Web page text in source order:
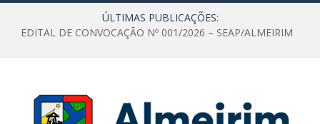
ÚLTIMAS PUBLICAÇÕES:
EDITAL DE CONVOCAÇÃO Nº 001/2026 – SEAP/ALMEIRIM